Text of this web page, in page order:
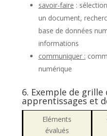
savoir-faire :
un document,
base de données
informations
communiquer :
numérique
6. Exemple de grille
apprentissages et
Eléments
évalués